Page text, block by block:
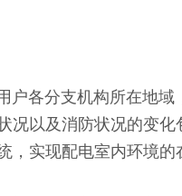
各分支机构所在地域
况以及消防状况的变化
，实现配电室内环境